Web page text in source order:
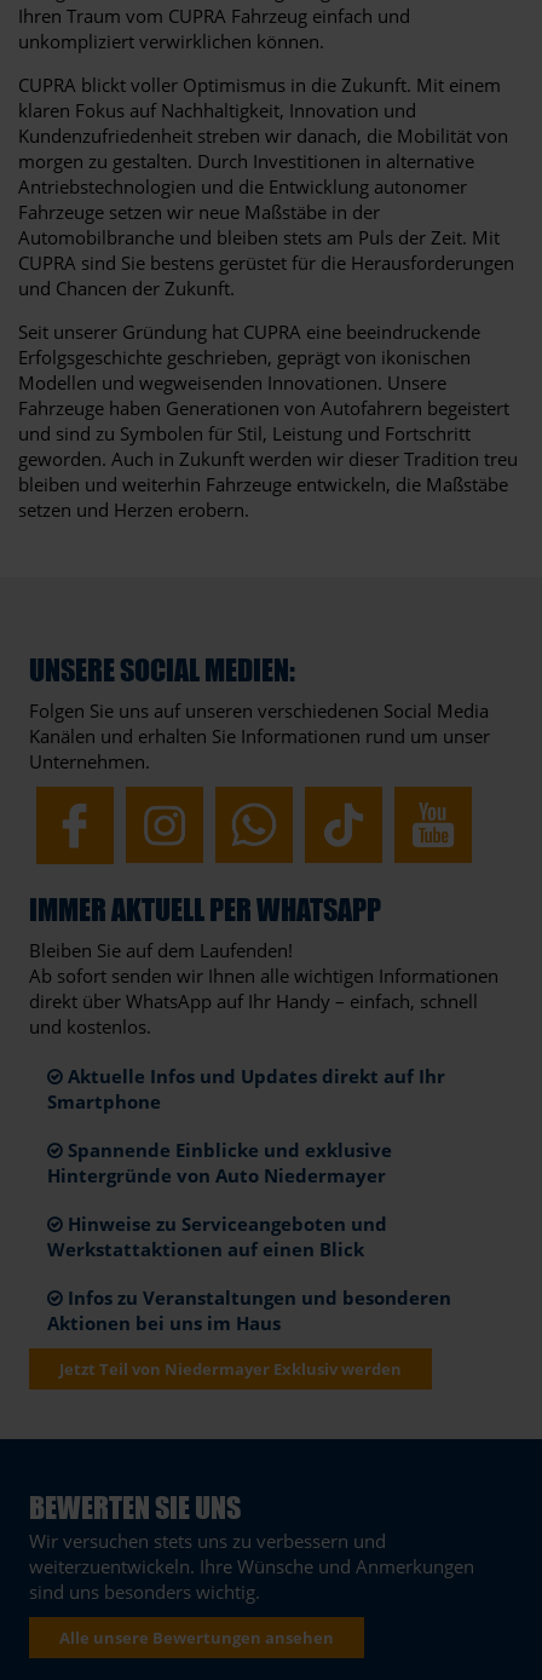
Ihren Traum vom CUPRA Fahrzeug einfach und
unkompliziert verwirklichen können.
CUPRA blickt voller Optimismus in die Zukunft. Mit einem
klaren Fokus auf Nachhaltigkeit, Innovation und
Kundenzufriedenheit streben wir danach, die Mobilität von
morgen zu gestalten. Durch Investitionen in alternative
Antriebstechnologien und die Entwicklung autonomer
Fahrzeuge setzen wir neue Maßstäbe in der
Automobilbranche und bleiben stets am Puls der Zeit. Mit
CUPRA sind Sie bestens gerüstet für die Herausforderungen
und Chancen der Zukunft.
Seit unserer Gründung hat CUPRA eine beeindruckende
Erfolgsgeschichte geschrieben, geprägt von ikonischen
Modellen und wegweisenden Innovationen. Unsere
Fahrzeuge haben Generationen von Autofahrern begeistert
und sind zu Symbolen für Stil, Leistung und Fortschritt
geworden. Auch in Zukunft werden wir dieser Tradition treu
bleiben und weiterhin Fahrzeuge entwickeln, die Maßstäbe
setzen und Herzen erobern.
UNSERE SOCIAL MEDIEN:
Folgen Sie uns auf unseren verschiedenen Social Media
Kanälen und erhalten Sie Informationen rund um unser
Unternehmen.
IMMER AKTUELL PER WHATSAPP
Bleiben Sie auf dem Laufenden!
Ab sofort senden wir Ihnen alle wichtigen Informationen
direkt über WhatsApp auf Ihr Handy – einfach, schnell
und kostenlos.
Aktuelle Infos und Updates direkt auf Ihr
Smartphone
Spannende Einblicke und exklusive
Hintergründe von Auto Niedermayer
Hinweise zu Serviceangeboten und
Werkstattaktionen auf einen Blick
Infos zu Veranstaltungen und besonderen
Aktionen bei uns im Haus
Jetzt Teil von Niedermayer Exklusiv werden
BEWERTEN SIE UNS
Wir versuchen stets uns zu verbessern und
weiterzuentwickeln. Ihre Wünsche und Anmerkungen
sind uns besonders wichtig.
Alle unsere Bewertungen ansehen